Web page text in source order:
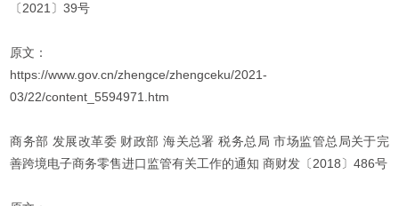
〔2021〕39号
原文：
https://www.gov.cn/zhengce/zhengceku/2021-
03/22/content_5594971.htm
商务部 发展改革委 财政部 海关总署 税务总局 市场监管总局关于完
善跨境电子商务零售进口监管有关工作的通知 商财发〔2018〕486号